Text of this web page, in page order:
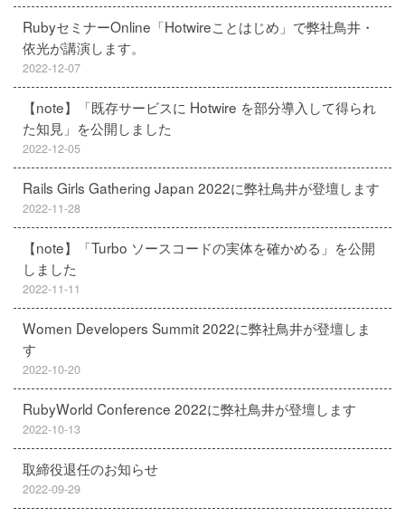
RubyセミナーOnline「Hotwireことはじめ」で弊社鳥井・
依光が講演します。
2022-12-07
【note】「既存サービスに Hotwire を部分導入して得られ
た知見」を公開しました
2022-12-05
Rails Girls Gathering Japan 2022に弊社鳥井が登壇します
2022-11-28
【note】「Turbo ソースコードの実体を確かめる」を公開
しました
2022-11-11
Women Developers Summit 2022に弊社鳥井が登壇しま
す
2022-10-20
RubyWorld Conference 2022に弊社鳥井が登壇します
2022-10-13
取締役退任のお知らせ
2022-09-29